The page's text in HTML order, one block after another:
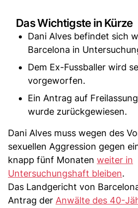
Das Wichtigste in Kürze
Dani Alves befindet sich
Barcelona in
Dem Ex-Fussballer wird
vorgeworfen.
Ein Antrag auf
wurde zurückgewiesen.
Dani Alves muss wegen des
sexuellen Aggression gegen
knapp fünf Monaten weiter in
Untersuchungshaft bleiben.
Das Landgericht von
Antrag der Anwälte des 40-